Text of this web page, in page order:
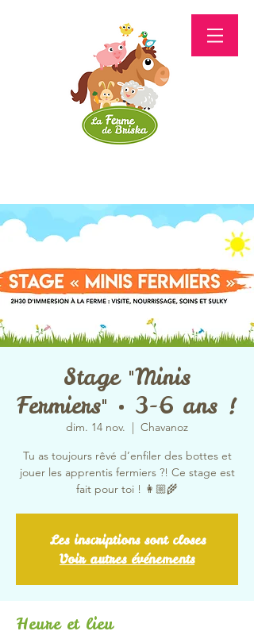
Stage "Minis
Fermiers" • 3-6 ans !
dim. 14 nov.
  |
Chavanoz
Tu as toujours rêvé d’enfiler des bottes et
jouer les apprentis fermiers ?! Ce stage est
fait pour toi ! 👩🏼‍🌾
Les inscriptions sont closes
Voir autres événements
Heure et lieu